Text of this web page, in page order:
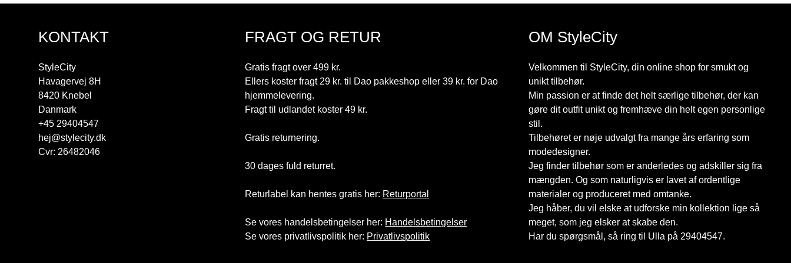
KONTAKT
StyleCity
Havagervej 8H
8420 Knebel
Danmark
+45 29404547
hej@stylecity.dk
Cvr: 26482046
FRAGT OG RETUR
Gratis fragt over 499 kr.
Ellers koster fragt 29 kr. til Dao pakkeshop eller 39 kr. for Dao
hjemmelevering.
Fragt til udlandet koster 49 kr.
Gratis returnering.
30 dages fuld returret.
Returlabel kan hentes gratis her: Returportal
Se vores handelsbetingelser her: Handelsbetingelser
Se vores privatlivspolitik her: Privatlivspolitik
OM StyleCity
Velkommen til StyleCity, din online shop for smukt og
unikt tilbehør.
Min passion er at finde det helt særlige tilbehør, der kan
gøre dit outfit unikt og fremhæve din helt egen personlige
stil.
Tilbehøret er nøje udvalgt fra mange års erfaring som
modedesigner.
Jeg finder tilbehør som er anderledes og adskiller sig fra
mængden. Og som naturligvis er lavet af ordentlige
materialer og produceret med omtanke.
Jeg håber, du vil elske at udforske min kollektion lige så
meget, som jeg elsker at skabe den.
Har du spørgsmål, så ring til Ulla på 29404547.